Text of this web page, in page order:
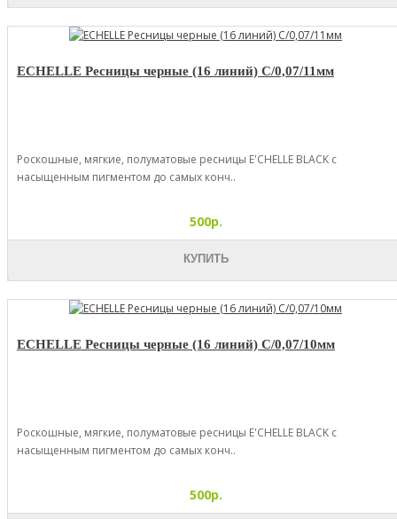
ECHELLE Ресницы черные (16 линий) C/0,07/11мм
Роскошные, мягкие, полуматовые ресницы E'CHELLE BLACK с
насыщенным пигментом до самых конч..
500р.
КУПИТЬ
ECHELLE Ресницы черные (16 линий) C/0,07/10мм
Роскошные, мягкие, полуматовые ресницы E'CHELLE BLACK с
насыщенным пигментом до самых конч..
500р.